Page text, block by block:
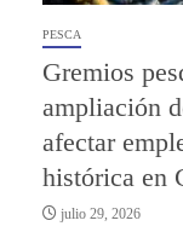
PESCA
Gremios
ampliación
afectar
histórica en
julio 29, 2026